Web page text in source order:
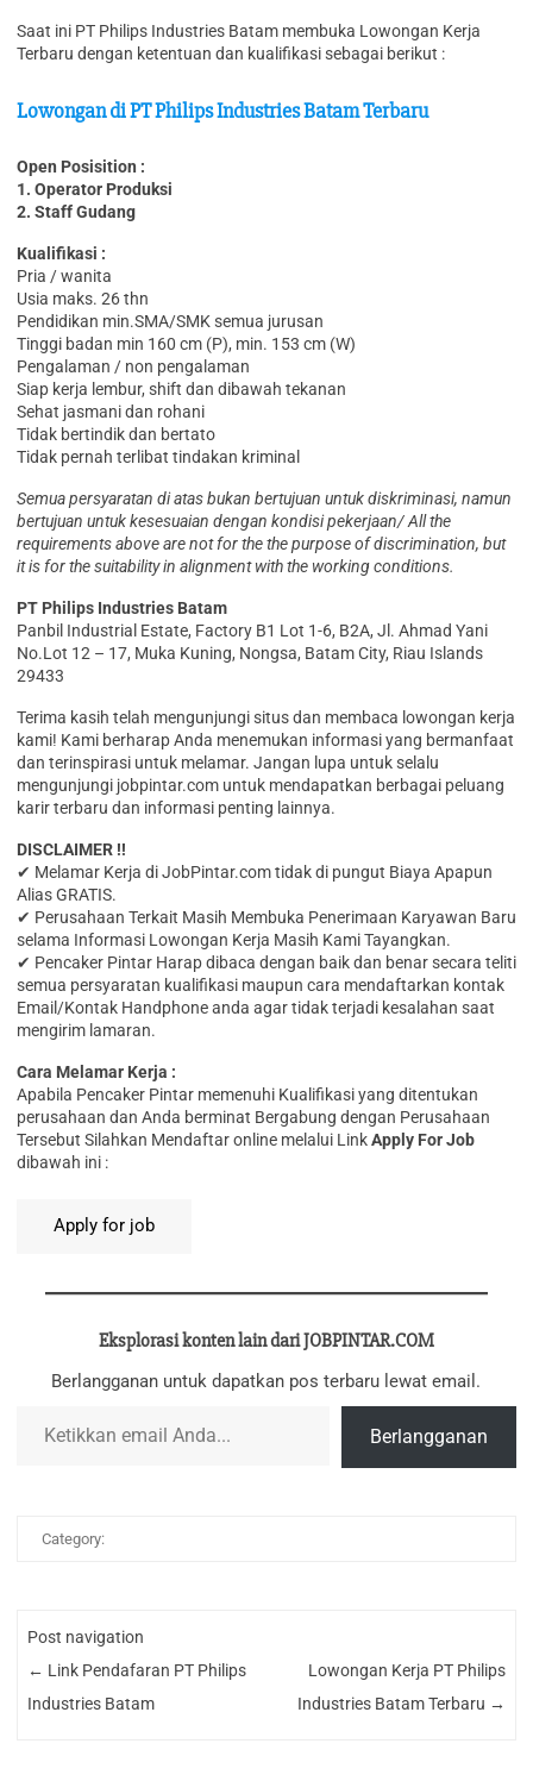
Saat ini PT Philips Industries Batam membuka Lowongan Kerja
Terbaru dengan ketentuan dan kualifikasi sebagai berikut :
Lowongan di PT Philips Industries Batam Terbaru
Open Posisition :
1. Operator Produksi
2. Staff Gudang
Kualifikasi :
Pria / wanita
Usia maks. 26 thn
Pendidikan min.SMA/SMK semua jurusan
Tinggi badan min 160 cm (P), min. 153 cm (W)
Pengalaman / non pengalaman
Siap kerja lembur, shift dan dibawah tekanan
Sehat jasmani dan rohani
Tidak bertindik dan bertato
Tidak pernah terlibat tindakan kriminal
Semua persyaratan di atas bukan bertujuan untuk diskriminasi, namun
bertujuan untuk kesesuaian dengan kondisi pekerjaan/ All the
requirements above are not for the the purpose of discrimination, but
it is for the suitability in alignment with the working conditions.
PT Philips Industries Batam
Panbil Industrial Estate, Factory B1 Lot 1-6, B2A, Jl. Ahmad Yani
No.Lot 12 – 17, Muka Kuning, Nongsa, Batam City, Riau Islands
29433
Terima kasih telah mengunjungi situs dan membaca lowongan kerja
kami! Kami berharap Anda menemukan informasi yang bermanfaat
dan terinspirasi untuk melamar. Jangan lupa untuk selalu
mengunjungi jobpintar.com untuk mendapatkan berbagai peluang
karir terbaru dan informasi penting lainnya.
DISCLAIMER !!
✔ Melamar Kerja di JobPintar.com tidak di pungut Biaya Apapun
Alias GRATIS.
✔ Perusahaan Terkait Masih Membuka Penerimaan Karyawan Baru
selama Informasi Lowongan Kerja Masih Kami Tayangkan.
✔ Pencaker Pintar Harap dibaca dengan baik dan benar secara teliti
semua persyaratan kualifikasi maupun cara mendaftarkan kontak
Email/Kontak Handphone anda agar tidak terjadi kesalahan saat
mengirim lamaran.
Cara Melamar Kerja :
Aраbіlа Pencaker Pintar memenuhi Kualifikasi yang ditentukan
perusahaan dan Anda berminat Bergabung dengan Perusahaan
Tersebut Silahkan Mendaftar online melalui LinkApply For Job
dibawah ini :
Eksplorasi konten lain dari JOBPINTAR.COM
Berlangganan untuk dapatkan pos terbaru lewat email.
Berlangganan
Category:
Post navigation
← Link Pendafaran PT Philips
Industries Batam
Lowongan Kerja PT Philips
Industries Batam Terbaru →